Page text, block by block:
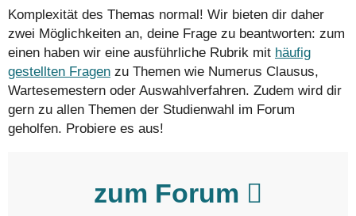
Komplexität des Themas normal! Wir bieten dir daher
zwei Möglichkeiten an, deine Frage zu beantworten: zum
einen haben wir eine ausführliche Rubrik mit häufig
gestellten Fragen zu Themen wie Numerus Clausus,
Wartesemestern oder Auswahlverfahren. Zudem wird dir
gern zu allen Themen der Studienwahl im Forum
geholfen. Probiere es aus!
zum Forum